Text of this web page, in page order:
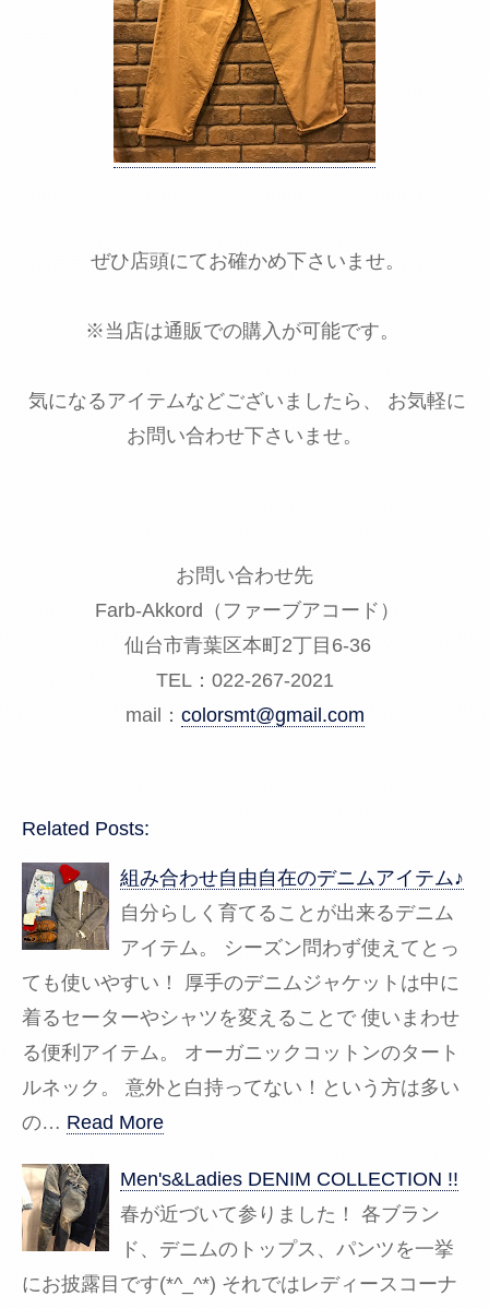
ぜひ店頭にてお確かめ下さいませ。
※当店は通販での購入が可能です。
気になるアイテムなどございましたら、 お気軽に
お問い合わせ下さいませ。
お問い合わせ先
Farb-Akkord（ファーブアコード）
仙台市青葉区本町2丁目6-36
TEL：022-267-2021
mail： colorsmt@gmail.com
Related Posts:
組み合わせ自由自在のデニムアイテム♪
自分らしく育てることが出来るデニム
アイテム。 シーズン問わず使えてとっ
ても使いやすい！ 厚手のデニムジャケットは中に
着るセーターやシャツを変えることで 使いまわせ
る便利アイテム。 オーガニックコットンのタート
ルネック。 意外と白持ってない！という方は多い
の… Read More
Men's&Ladies DENIM COLLECTION !!
春が近づいて参りました！ 各ブラン
ド、デニムのトップス、パンツを一挙
にお披露目です(*^_^*) それではレディースコーナ